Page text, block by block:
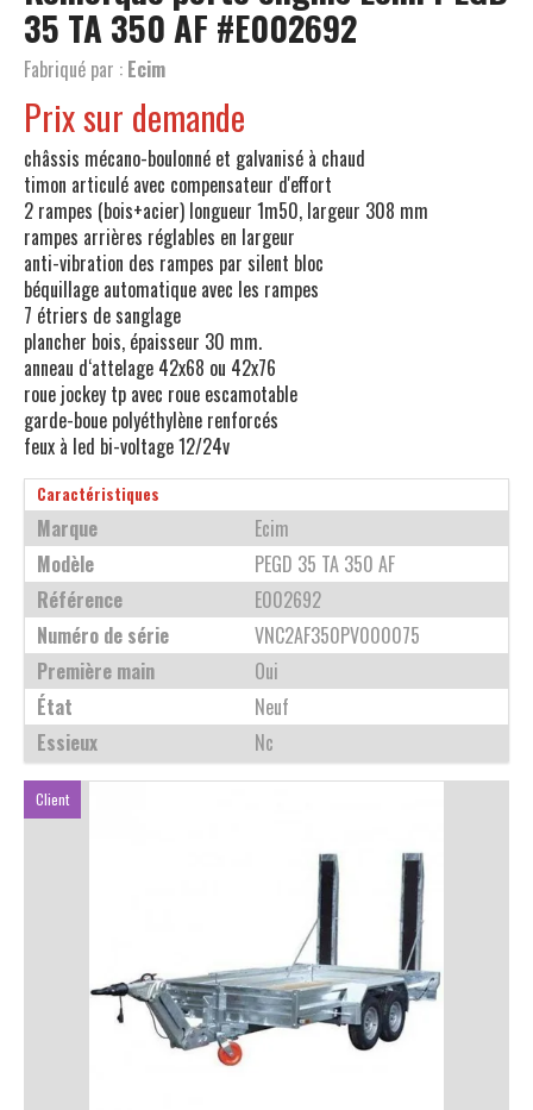
35 TA 350 AF #E002692
Fabriqué par : Ecim
Client
Prix sur demande
châssis mécano-boulonné et galvanisé à chaud
timon articulé avec compensateur d'effort
2 rampes (bois+acier) longueur 1m50, largeur 308 mm
rampes arrières réglables en largeur
anti-vibration des rampes par silent bloc
béquillage automatique avec les rampes
7 étriers de sanglage
plancher bois, épaisseur 30 mm.
anneau d‘attelage 42x68 ou 42x76
roue jockey tp avec roue escamotable
garde-boue polyéthylène renforcés
feux à led bi-voltage 12/24v
Caractéristiques
Marque
Ecim
Modèle
PEGD 35 TA 350 AF
Référence
E002692
Numéro de série
VNC2AF350PV000075
Première main
Oui
État
Neuf
Essieux
Nc